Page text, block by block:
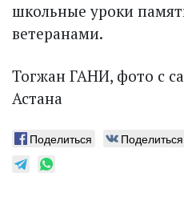
школьные уроки
ветеранами.
Тогжан ГАНИ, фото с
Астана
Поделиться Поделиться